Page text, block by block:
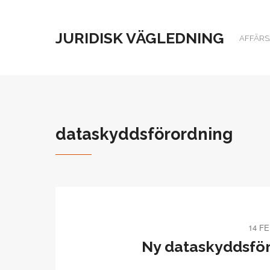
JURIDISK VÄGLEDNING
dataskyddsförordning
14
Ny